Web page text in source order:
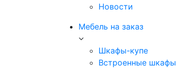
Новости
Мебель на заказ
Шкафы-купе
Встроенные шкафы